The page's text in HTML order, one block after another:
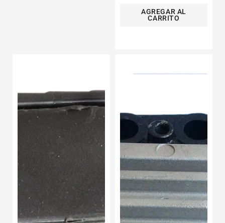
AGREGAR AL
CARRITO
Transmisión
Isuzu
Trooper
Journey
Dodge
L4
2.4l
2011-
2018